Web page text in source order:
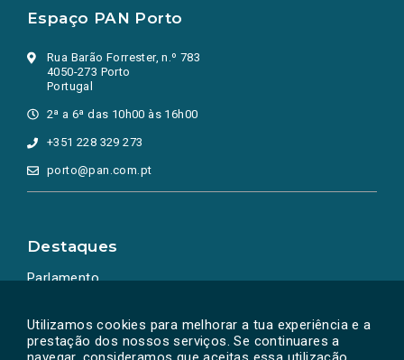
Utilizamos cookies para melhorar a tua experiência e a
prestação dos nossos serviços. Se continuares a
Espaço PAN Porto
Rua Barão Forrester, n.º 783
4050-273 Porto
Portugal
2ª a 6ª das 10h00 às 16h00
+351 228 329 273
porto@pan.com.pt
Destaques
Parlamento